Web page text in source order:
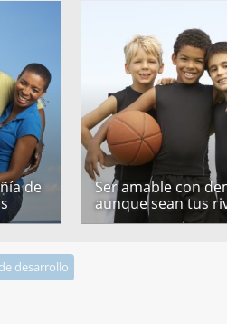
de
Ser amable con
aunque sean tus
desarrollo